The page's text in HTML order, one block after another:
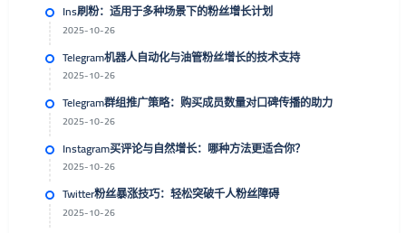
Ins刷粉：适用于多种场景下的粉丝增长计划
2025-10-26
Telegram机器人自动化与油管粉丝增长的技术支持
2025-10-26
Telegram群组推广策略：购买成员数量对口碑传播的助力
2025-10-26
Instagram买评论与自然增长：哪种方法更适合你？
2025-10-26
Twitter粉丝暴涨技巧：轻松突破千人粉丝障碍
2025-10-26